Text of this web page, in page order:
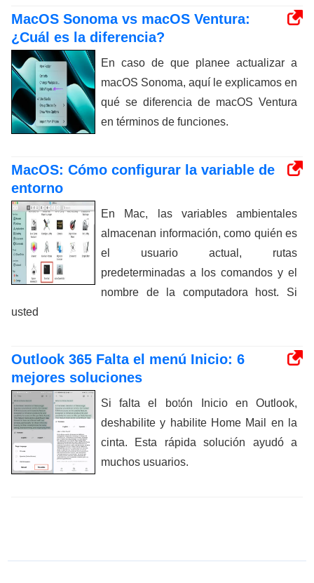
MacOS Sonoma vs macOS Ventura:
¿Cuál es la diferencia?
En caso de que planee actualizar a
macOS Sonoma, aquí le explicamos en
qué se diferencia de macOS Ventura
en términos de funciones.
MacOS: Cómo configurar la variable de
entorno
En Mac, las variables ambientales
almacenan información, como quién es
el usuario actual, rutas
predeterminadas a los comandos y el
nombre de la computadora host. Si
usted
Outlook 365 Falta el menú Inicio: 6
mejores soluciones
Si falta el botón Inicio en Outlook,
deshabilite y habilite Home Mail en la
cinta. Esta rápida solución ayudó a
muchos usuarios.